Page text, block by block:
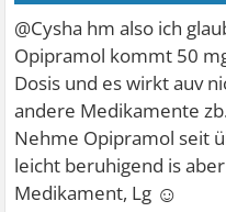
@Cysha hm also ich
Opipramol kommt 50
Dosis und es wirkt auv
andere Medikamente
Nehme Opipramol seit
leicht beruhigend is
Medikament, Lg ☺